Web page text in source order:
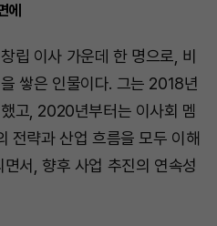
에
립 이사 가운데 한 명으로, 비
쌓은 인물이다. 그는 2018년
고, 2020년부터는 이사회 멤
전략과 산업 흐름을 모두 이해
서, 향후 사업 추진의 연속성